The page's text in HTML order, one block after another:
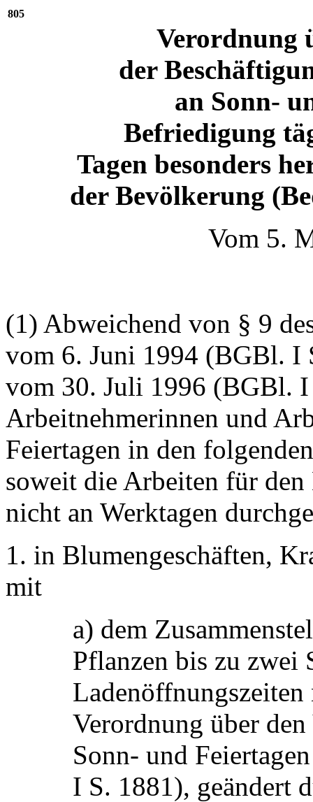
805
Verordnung
der
an Sonn-
Befriedigung
Tagen besonders
der Bevölkerung
Vom 5.
(1) Abweichend von § 9
vom 6. Juni 1994 (BGBl. I
vom 30. Juli 1996 (BGBl.
Arbeitnehmerinnen und
Feiertagen in den
soweit die Arbeiten für
nicht an Werktagen
1. in Blumengeschäften,
mit
a) dem
Pflanzen bis zu zwei
Verordnung über
Sonn- und
I S. 1881), geändert